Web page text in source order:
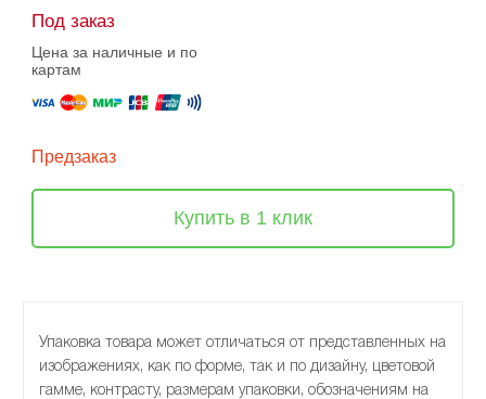
Под заказ
Цена за наличные и по
картам
Предзаказ
Купить в 1 клик
Упаковка товара может отличаться от представленных на
изображениях, как по форме, так и по дизайну, цветовой
гамме, контрасту, размерам упаковки, обозначениям на